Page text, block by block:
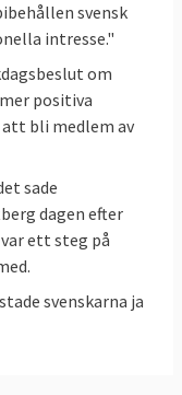
och är
i jämförande
,
,forskning
svensk
intresse."
om
positiva
bli medlem av
sade
dagen efter
ett steg på
svenskarna ja